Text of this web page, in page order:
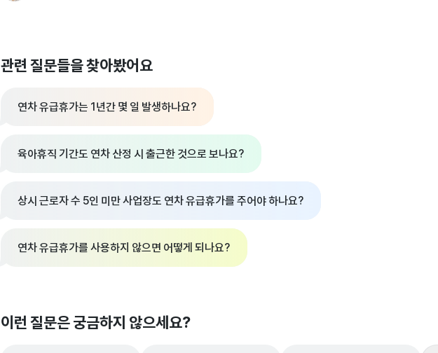
관련 질문들을 찾아봤어요
연차 유급휴가는 1년간 몇 일 발생하나요?
육아휴직 기간도 연차 산정 시 출근한 것으로 보나요?
상시 근로자 수 5인 미만 사업장도 연차 유급휴가를 주어야 하나요?
연차 유급휴가를 사용하지 않으면 어떻게 되나요?
이런 질문은 궁금하지 않으세요?